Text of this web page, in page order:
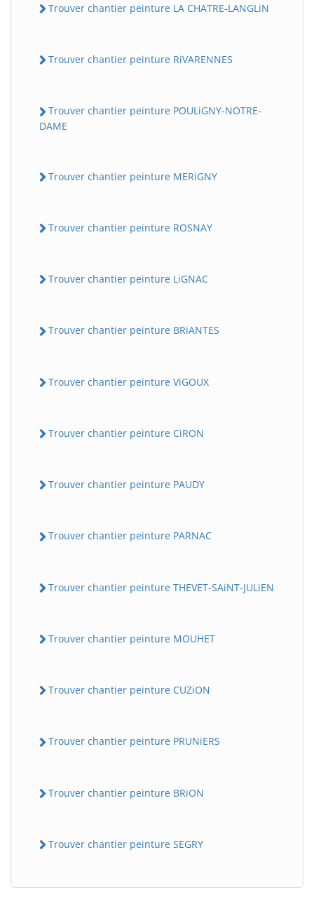
Trouver chantier peinture LA CHATRE-LANGLiN
Trouver chantier peinture RiVARENNES
Trouver chantier peinture POULiGNY-NOTRE-
DAME
Trouver chantier peinture MERiGNY
Trouver chantier peinture ROSNAY
Trouver chantier peinture LiGNAC
Trouver chantier peinture BRiANTES
Trouver chantier peinture ViGOUX
Trouver chantier peinture CiRON
Trouver chantier peinture PAUDY
Trouver chantier peinture PARNAC
Trouver chantier peinture THEVET-SAiNT-JULiEN
Trouver chantier peinture MOUHET
Trouver chantier peinture CUZiON
Trouver chantier peinture PRUNiERS
Trouver chantier peinture BRiON
Trouver chantier peinture SEGRY